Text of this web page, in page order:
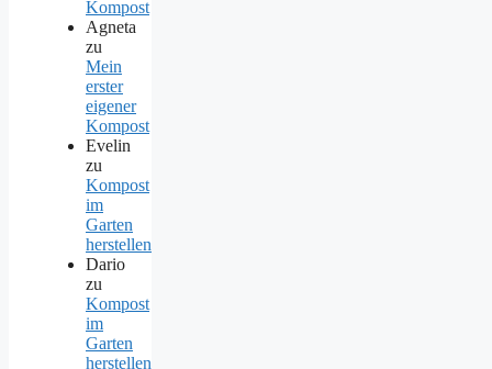
Kompost
Agneta
zu
Mein
erster
eigener
Kompost
Evelin
zu
Kompost
im
Garten
herstellen
Dario
zu
Kompost
im
Garten
herstellen